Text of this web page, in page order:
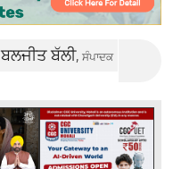
ਬਲਜੀਤ ਬੱਲੀ,ਸੰਪਾਦਕ